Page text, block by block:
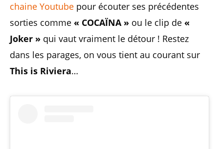
chaine Youtube pour écouter ses précédentes
sorties comme « COCAÏNA » ou le clip de «
Joker » qui vaut vraiment le détour ! Restez
dans les parages, on vous tient au courant sur
This is Riviera…